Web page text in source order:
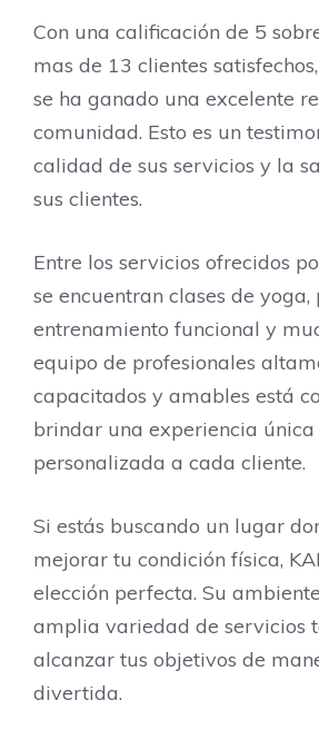
Con una calificación de 5
mas de 13 clientes
se ha ganado una excelente
comunidad. Esto es un
calidad de sus servicios y la
sus clientes.
Entre los servicios ofrecidos
se encuentran clases de yoga,
entrenamiento funcional y
equipo de profesionales
capacitados y amables está
brindar una experiencia
personalizada a cada cliente.
Si estás buscando un lugar
mejorar tu condición física,
elección perfecta. Su
amplia variedad de servicios
alcanzar tus objetivos de
divertida.